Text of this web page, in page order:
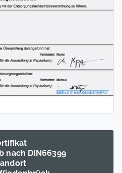
nach DIN66399